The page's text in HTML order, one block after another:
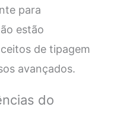
para
estão
de tipagem
avançados.
do